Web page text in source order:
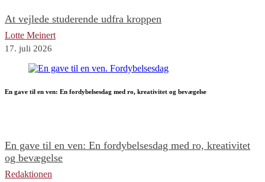
At vejlede studerende udfra kroppen
Lotte Meinert
17. juli 2026
En gave til en ven: En fordybelsesdag med ro, kreativitet og bevægelse
En gave til en ven: En fordybelsesdag med ro, kreativitet
og bevægelse
Redaktionen